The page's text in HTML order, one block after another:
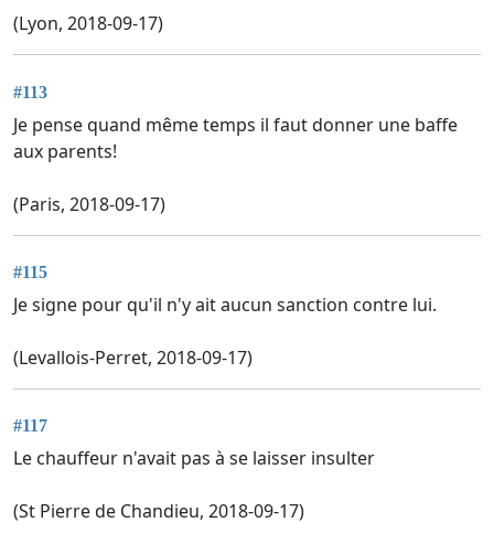
(Lyon, 2018-09-17)
#113
Je pense quand même temps il faut donner une baffe
aux parents!
(Paris, 2018-09-17)
#115
Je signe pour qu'il n'y ait aucun sanction contre lui.
(Levallois-Perret, 2018-09-17)
#117
Le chauffeur n'avait pas à se laisser insulter
(St Pierre de Chandieu, 2018-09-17)